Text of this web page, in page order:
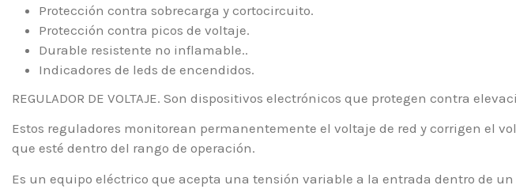
Protección contra sobrecarga y cortocircuito.
Protección contra picos de voltaje.
Durable resistente no inflamable..
Indicadores de leds de encendidos.
REGULADOR DE VOLTAJE. Son dispositivos electrónicos que protegen contra
Estos reguladores monitorean permanentemente el voltaje de red y corrigen el
que esté dentro del rango de operación.
Es un equipo eléctrico que acepta una tensión variable a la entrada dentro de